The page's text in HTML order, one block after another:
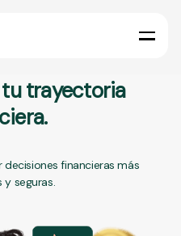
trayectoria
financieras más
y seguras.